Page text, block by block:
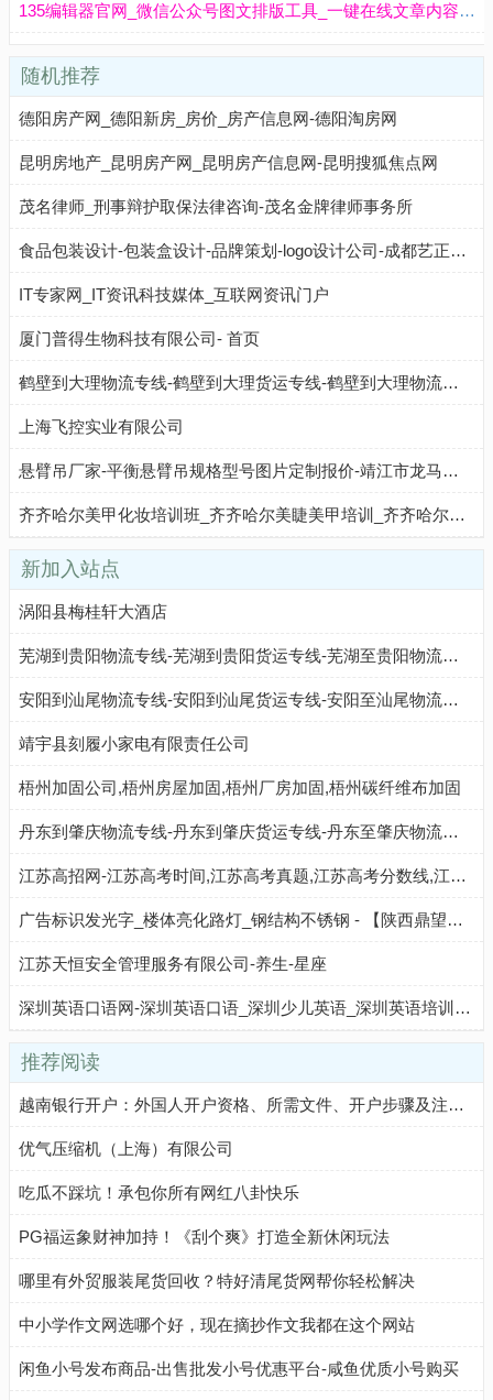
135编辑器官网_微信公众号图文排版工具_一键在线文章内容编辑器
随机推荐
德阳房产网_德阳新房_房价_房产信息网-德阳淘房网
昆明房地产_昆明房产网_昆明房产信息网-昆明搜狐焦点网
茂名律师_刑事辩护取保法律咨询-茂名金牌律师事务所
食品包装设计-包装盒设计-品牌策划-logo设计公司-成都艺正堂品牌设计有限公司
IT专家网_IT资讯科技媒体_互联网资讯门户
厦门普得生物科技有限公司- 首页
鹤壁到大理物流专线-鹤壁到大理货运专线-鹤壁到大理物流公司-点到物流
上海飞控实业有限公司
悬臂吊厂家-平衡悬臂吊规格型号图片定制报价-靖江市龙马起重设备有限公司
齐齐哈尔美甲化妆培训班_齐齐哈尔美睫美甲培训_齐齐哈尔足部美甲培训-齐齐哈尔美甲培训学校机构
新加入站点
涡阳县梅桂轩大酒店
芜湖到贵阳物流专线-芜湖到贵阳货运专线-芜湖至贵阳物流公司-就发物流网
安阳到汕尾物流专线-安阳到汕尾货运专线-安阳至汕尾物流公司-就发物流网
靖宇县刻履小家电有限责任公司
梧州加固公司,梧州房屋加固,梧州厂房加固,梧州碳纤维布加固
丹东到肇庆物流专线-丹东到肇庆货运专线-丹东至肇庆物流公司-就发物流网
江苏高招网-江苏高考时间,江苏高考真题,江苏高考分数线,江苏高考录取查询,北京高考志愿填报,江苏高考成绩查询
广告标识发光字_楼体亮化路灯_钢结构不锈钢 - 【陕西鼎望光电工程有限公司】
江苏天恒安全管理服务有限公司-养生-星座
深圳英语口语网-深圳英语口语_深圳少儿英语_深圳英语培训机构_深圳最好的英语学习网站
推荐阅读
越南银行开户：外国人开户资格、所需文件、开户步骤及注意事项
优气压缩机（上海）有限公司
吃瓜不踩坑！承包你所有网红八卦快乐
PG福运象财神加持！《刮个爽》打造全新休闲玩法
哪里有外贸服装尾货回收？特好清尾货网帮你轻松解决
中小学作文网选哪个好，现在摘抄作文我都在这个网站
闲鱼小号发布商品-出售批发小号优惠平台-咸鱼优质小号购买